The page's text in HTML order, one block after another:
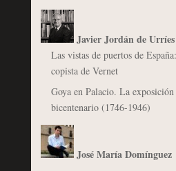
Javier Jordán de Urríes
Las vistas de puertos de
copista de Vernet
Goya en Palacio. La
bicentenario (1746-1946)
José María Domínguez